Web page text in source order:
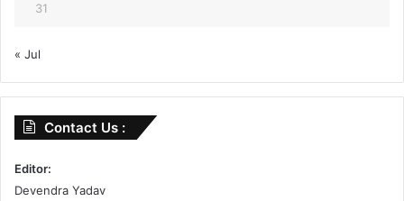
31
« Jul
Contact Us :
Editor:
Devendra Yadav